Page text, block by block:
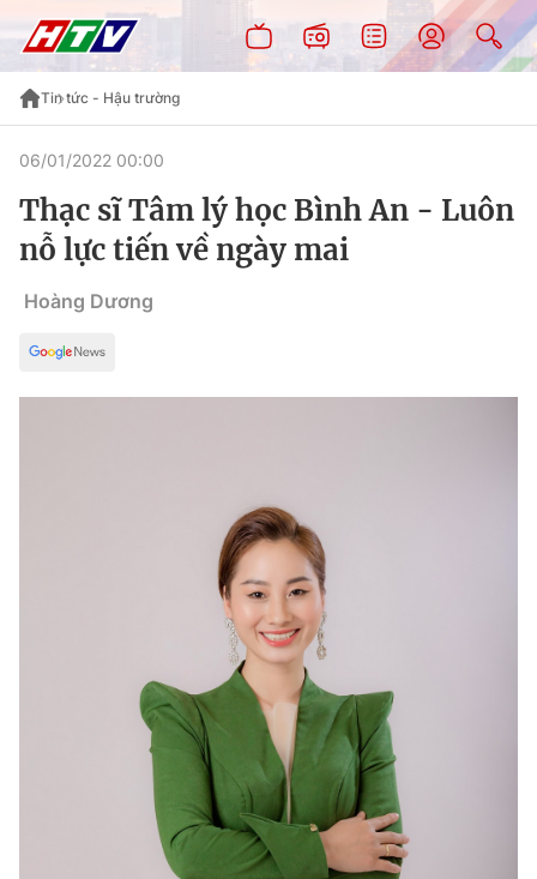
Tin tức - Hậu trường
06/01/2022 00:00
Thạc sĩ Tâm lý học Bình An - Luôn
nỗ lực tiến về ngày mai
Hoàng Dương